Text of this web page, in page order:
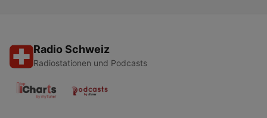
Radio Schweiz
Radiostationen und Podcasts